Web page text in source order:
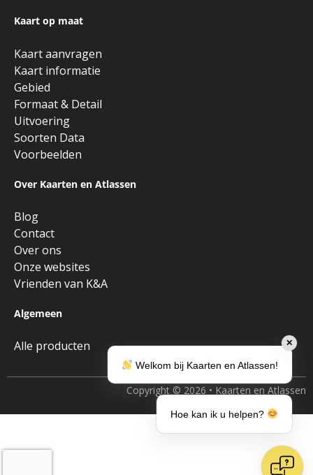
Kaart op maat
Kaart aanvragen
Kaart informatie
Gebied
Formaat & Detail
Uitvoering
Soorten Data
Voorbeelden
Over Kaarten en Atlassen
Blog
Contact
Over ons
Onze websites
Vrienden van K&A
Algemeen
Alle producten
Copyright © 2026 • Kaarten en Atlassen
✕
Welkom bij Kaarten en Atlassen!
Hoe kan ik u helpen?